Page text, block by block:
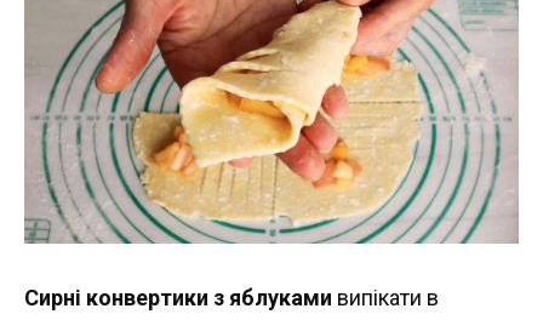
Сирні конвертики з яблуками випікати в